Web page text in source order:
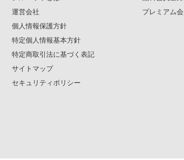
運営会社
個人情報保護方針
特定個人情報基本方針
特定商取引法に基づく表記
サイトマップ
セキュリティポリシー
プレミアム